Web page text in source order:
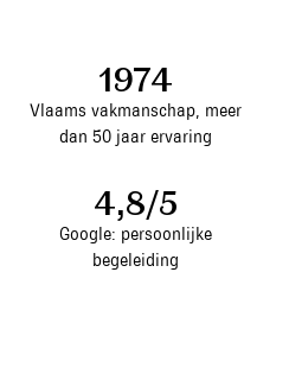
1974
Vlaams vakmanschap, meer
dan 50 jaar ervaring
4,8/5
Google: persoonlijke
begeleiding